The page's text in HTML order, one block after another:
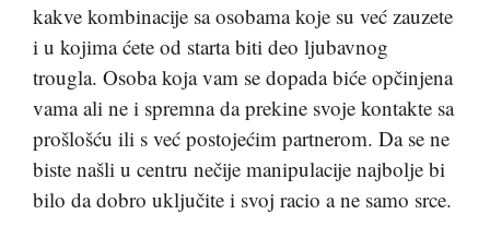
kakve kombinacije sa osobama koje su već zauzete
i u kojima ćete od starta biti deo ljubavnog
trougla. Osoba koja vam se dopada biće opčinjena
vama ali ne i spremna da prekine svoje kontakte sa
prošlošću ili s već postojećim partnerom. Da se ne
biste našli u centru nečije manipulacije najbolje bi
bilo da dobro uključite i svoj racio a ne samo srce.